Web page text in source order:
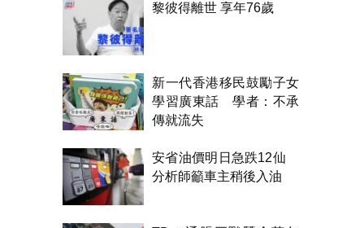
黎彼得離世 享年76歲
新一代香港移民鼓勵子女
學習廣東話 學者：不承
傳就流失
安省油價明日急跌12仙
分析師籲車主稍後入油